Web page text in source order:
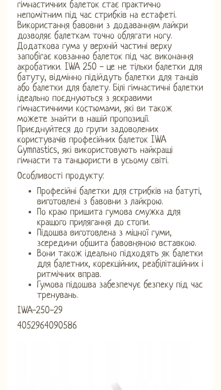
гімнастичних балеток стає практично
непомітним під час стрибків на естафеті.
Використання бавовни з додаванням лайкри
дозволяє балеткам точно облягати ногу.
Додаткова гума у ​​верхній частині верху
запобігає ковзанню балеток під час виконання
акробатики. IWA 250 - це не тільки балетки для
батуту, відмінно підійдуть балетки для танців
або балетки для балету. Білі гімнастичні балетки
ідеально поєднуються з яскравими
гімнастичними костюмами, які ви також
можете знайти в нашій пропозиції.
Приєднуйтеся до групи задоволених
користувачів професійних балеток IWA
Gymnastics, які використовують найкращі
гімнасти та танцюристи в усьому світі.
Особливості продукту:
Професійні балетки для стрибків на батуті,
виготовлені з бавовни з лайкрою.
По краю пришита гумова смужка для
кращого прилягання до стопи.
Підошва виготовлена ​​з міцної гуми,
зсередини обшита бавовняною вставкою.
Вони також ідеально підходять як балетки
для балетних, корекційних, реабілітаційних і
ритмічних вправ.
Гумова підошва забезпечує безпеку під час
тренувань.
IWA-250-29
4052964090586